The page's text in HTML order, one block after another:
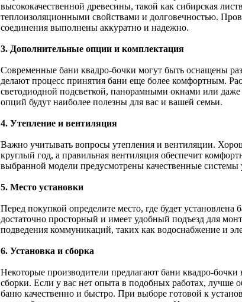
высококачественной древесины, такой как сибирская
теплоизоляционными свойствами и долговечностью.
соединения выполнены аккуратно и надежно.
3. Дополнительные опции и комплектация
Современные бани квадро-бочки могут быть оснащены
делают процесс принятия бани еще более комфортным.
светодиодной подсветкой, панорамными окнами или
опций будут наиболее полезны для вас и вашей семьи.
4. Утепление и вентиляция
Важно учитывать вопросы утепления и вентиляции.
круглый год, а правильная вентиляция обеспечит
выбранной модели предусмотрены качественные системы
5. Место установки
Перед покупкой определите место, где будет установлена
достаточно просторный и имеет удобный подъезд для
подведения коммуникаций, таких как водоснабжение и
6. Установка и сборка
Некоторые производители предлагают бани квадро-бочки
сборки. Если у вас нет опыта в подобных работах, лучше
баню качественно и быстро. При выборе готовой к